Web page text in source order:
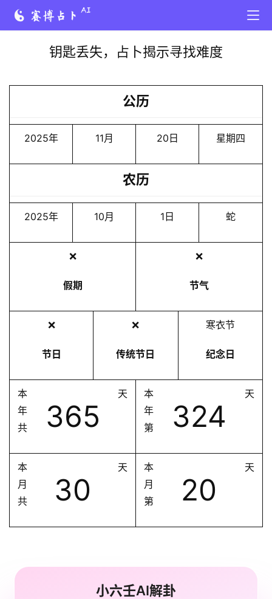
钥匙丢失，占卜揭示寻找难度
公历
2025年 11月 20日 星期四
农历
2025年 10月 1日 蛇
❌
假期
❌
节气
❌
节日
❌
传统节日
寒衣节
纪念日
本
年
共
365
天
本
年
第
324
天
本
月
共
30
天
本
月
第
20
天
小六壬AI解卦